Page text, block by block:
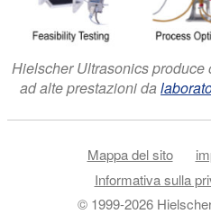
Hielscher Ultrasonics
ad alte prestazioni da
Mappa del sito
Informativa sulla
© 1999-2026